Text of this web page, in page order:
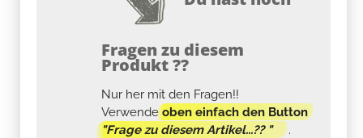
Fragen zu diesem
Produkt ??
Nur her mit den Fragen!!
Verwendeoben einfach den Button
"Frage zu diesem Artikel...?? "
.